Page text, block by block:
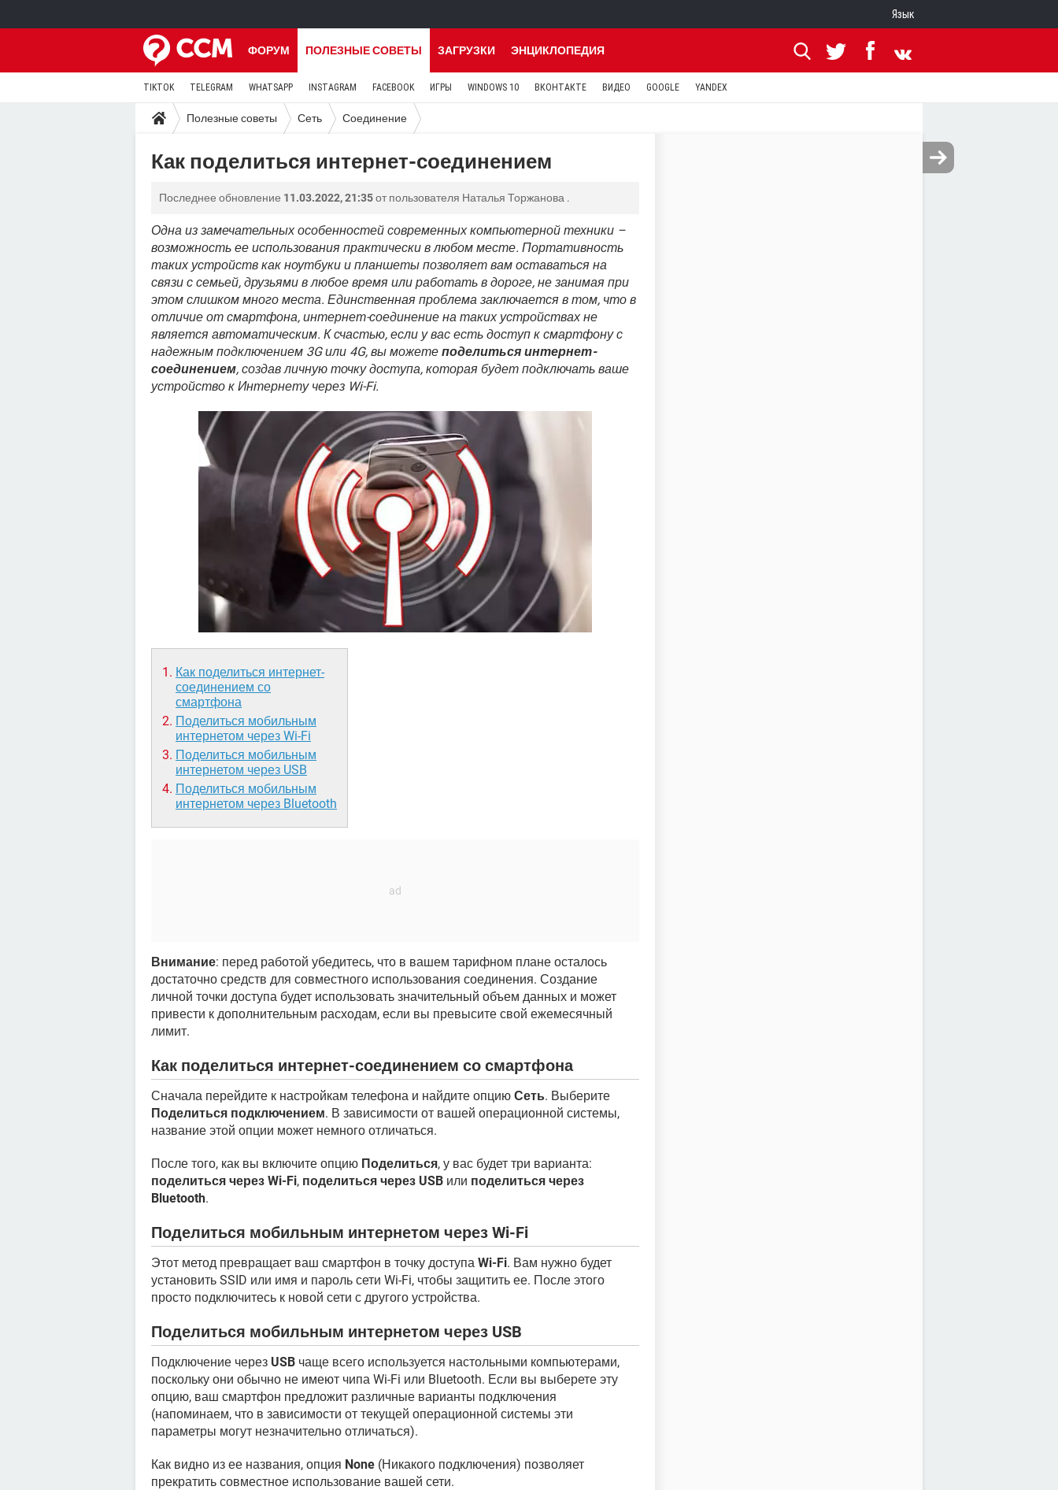
Язык
ФОРУМ ПОЛЕЗНЫЕ СОВЕТЫ ЗАГРУЗКИ ЭНЦИКЛОПЕДИЯ
TIKTOK TELEGRAM WHATSAPP INSTAGRAM FACEBOOK ИГРЫ WINDOWS 10 ВКОНТАКТЕ ВИДЕО GOOGLE YANDEX
Полезные советы Сеть Соединение
Как поделиться интернет-соединением
Последнее обновление 11.03.2022, 21:35от пользователя Наталья Торжанова .
Одна из замечательных особенностей современных компьютерной техники –
возможность ее использования практически в любом месте. Портативность
таких устройств как ноутбуки и планшеты позволяет вам оставаться на
связи с семьей, друзьями в любое время или работать в дороге, не занимая при
этом слишком много места. Единственная проблема заключается в том, что в
отличие от смартфона, интернет-соединение на таких устройствах не
является автоматическим. К счастью, если у вас есть доступ к смартфону с
надежным подключением 3G или 4G, вы можете поделиться интернет-
соединением, создав личную точку доступа, которая будет подключать ваше
устройство к Интернету через Wi-Fi.
Как поделиться интернет-
соединением со
смартфона
Поделиться мобильным
интернетом через Wi-Fi
Поделиться мобильным
интернетом через USB
Поделиться мобильным
интернетом через Bluetooth
Внимание: перед работой убедитесь, что в вашем тарифном плане осталось
достаточно средств для совместного использования соединения. Создание
личной точки доступа будет использовать значительный объем данных и может
привести к дополнительным расходам, если вы превысите свой ежемесячный
лимит.
Как поделиться интернет-соединением со смартфона
Сначала перейдите к настройкам телефона и найдите опцию Сеть. Выберите
Поделиться подключением. В зависимости от вашей операционной системы,
название этой опции может немного отличаться.
После того, как вы включите опцию Поделиться, у вас будет три варианта:
поделиться через Wi-Fi, поделиться через USB или поделиться через
Bluetooth.
Поделиться мобильным интернетом через Wi-Fi
Этот метод превращает ваш смартфон в точку доступа Wi-Fi. Вам нужно будет
установить SSID или имя и пароль сети Wi-Fi, чтобы защитить ее. После этого
просто подключитесь к новой сети с другого устройства.
Поделиться мобильным интернетом через USB
Подключение через USB чаще всего используется настольными компьютерами,
поскольку они обычно не имеют чипа Wi-Fi или Bluetooth. Если вы выберете эту
опцию, ваш смартфон предложит различные варианты подключения
(напоминаем, что в зависимости от текущей операционной системы эти
параметры могут незначительно отличаться).
Как видно из ее названия, опция None (Никакого подключения) позволяет
прекратить совместное использование вашей сети.